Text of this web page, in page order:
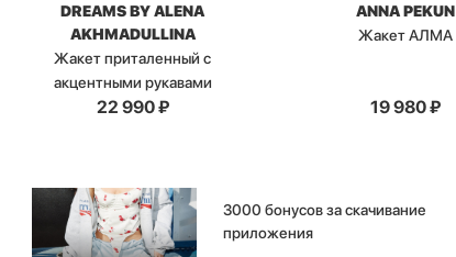
DREAMS BY ALENA
AKHMADULLINA
Жакет приталенный с
акцентными рукавами
22 990₽
ANNA PEKUN
Жакет АЛМА
19 980₽
3000 бонусов за скачивание
приложения